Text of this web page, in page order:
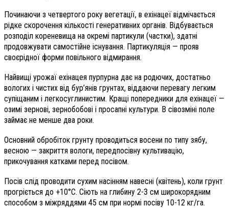
Починаючи з четвертого року вегетації, в ехінацеї відмічається
рідке скорочення кількості генеративних органів. Відбувається
розподіл кореневища на окремі партикули (частки), здатні
продовжувати самостійне існування. Партикуляція — прояв
своєрідної форми повільного відмирання.
Найвищі урожаї ехінацея пурпурна дає на родючих, достатньо
вологих і чистих від бур’янів грунтах, віддаючи перевагу легким
супіщаним і легкосуглинистим. Кращі попередники для ехінацеї —
озимі зернові, зернобобові і просапні культури. В сівозміні поле
займає не менше два роки.
Основний обробіток грунту проводиться восени по типу зябу,
весною — закриття вологи, передпосівну культивацію,
прикочування катками перед посівом.
Посів слід проводити сухим насінням навесні (квітень), коли грунт
прогріється до +10°С. Сіють на глибину 2-3 см широкорядним
способом з міжряддями 45 см при нормі посіву 10-12 кг/га.